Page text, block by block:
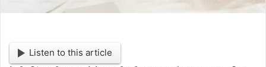
Listen to this article